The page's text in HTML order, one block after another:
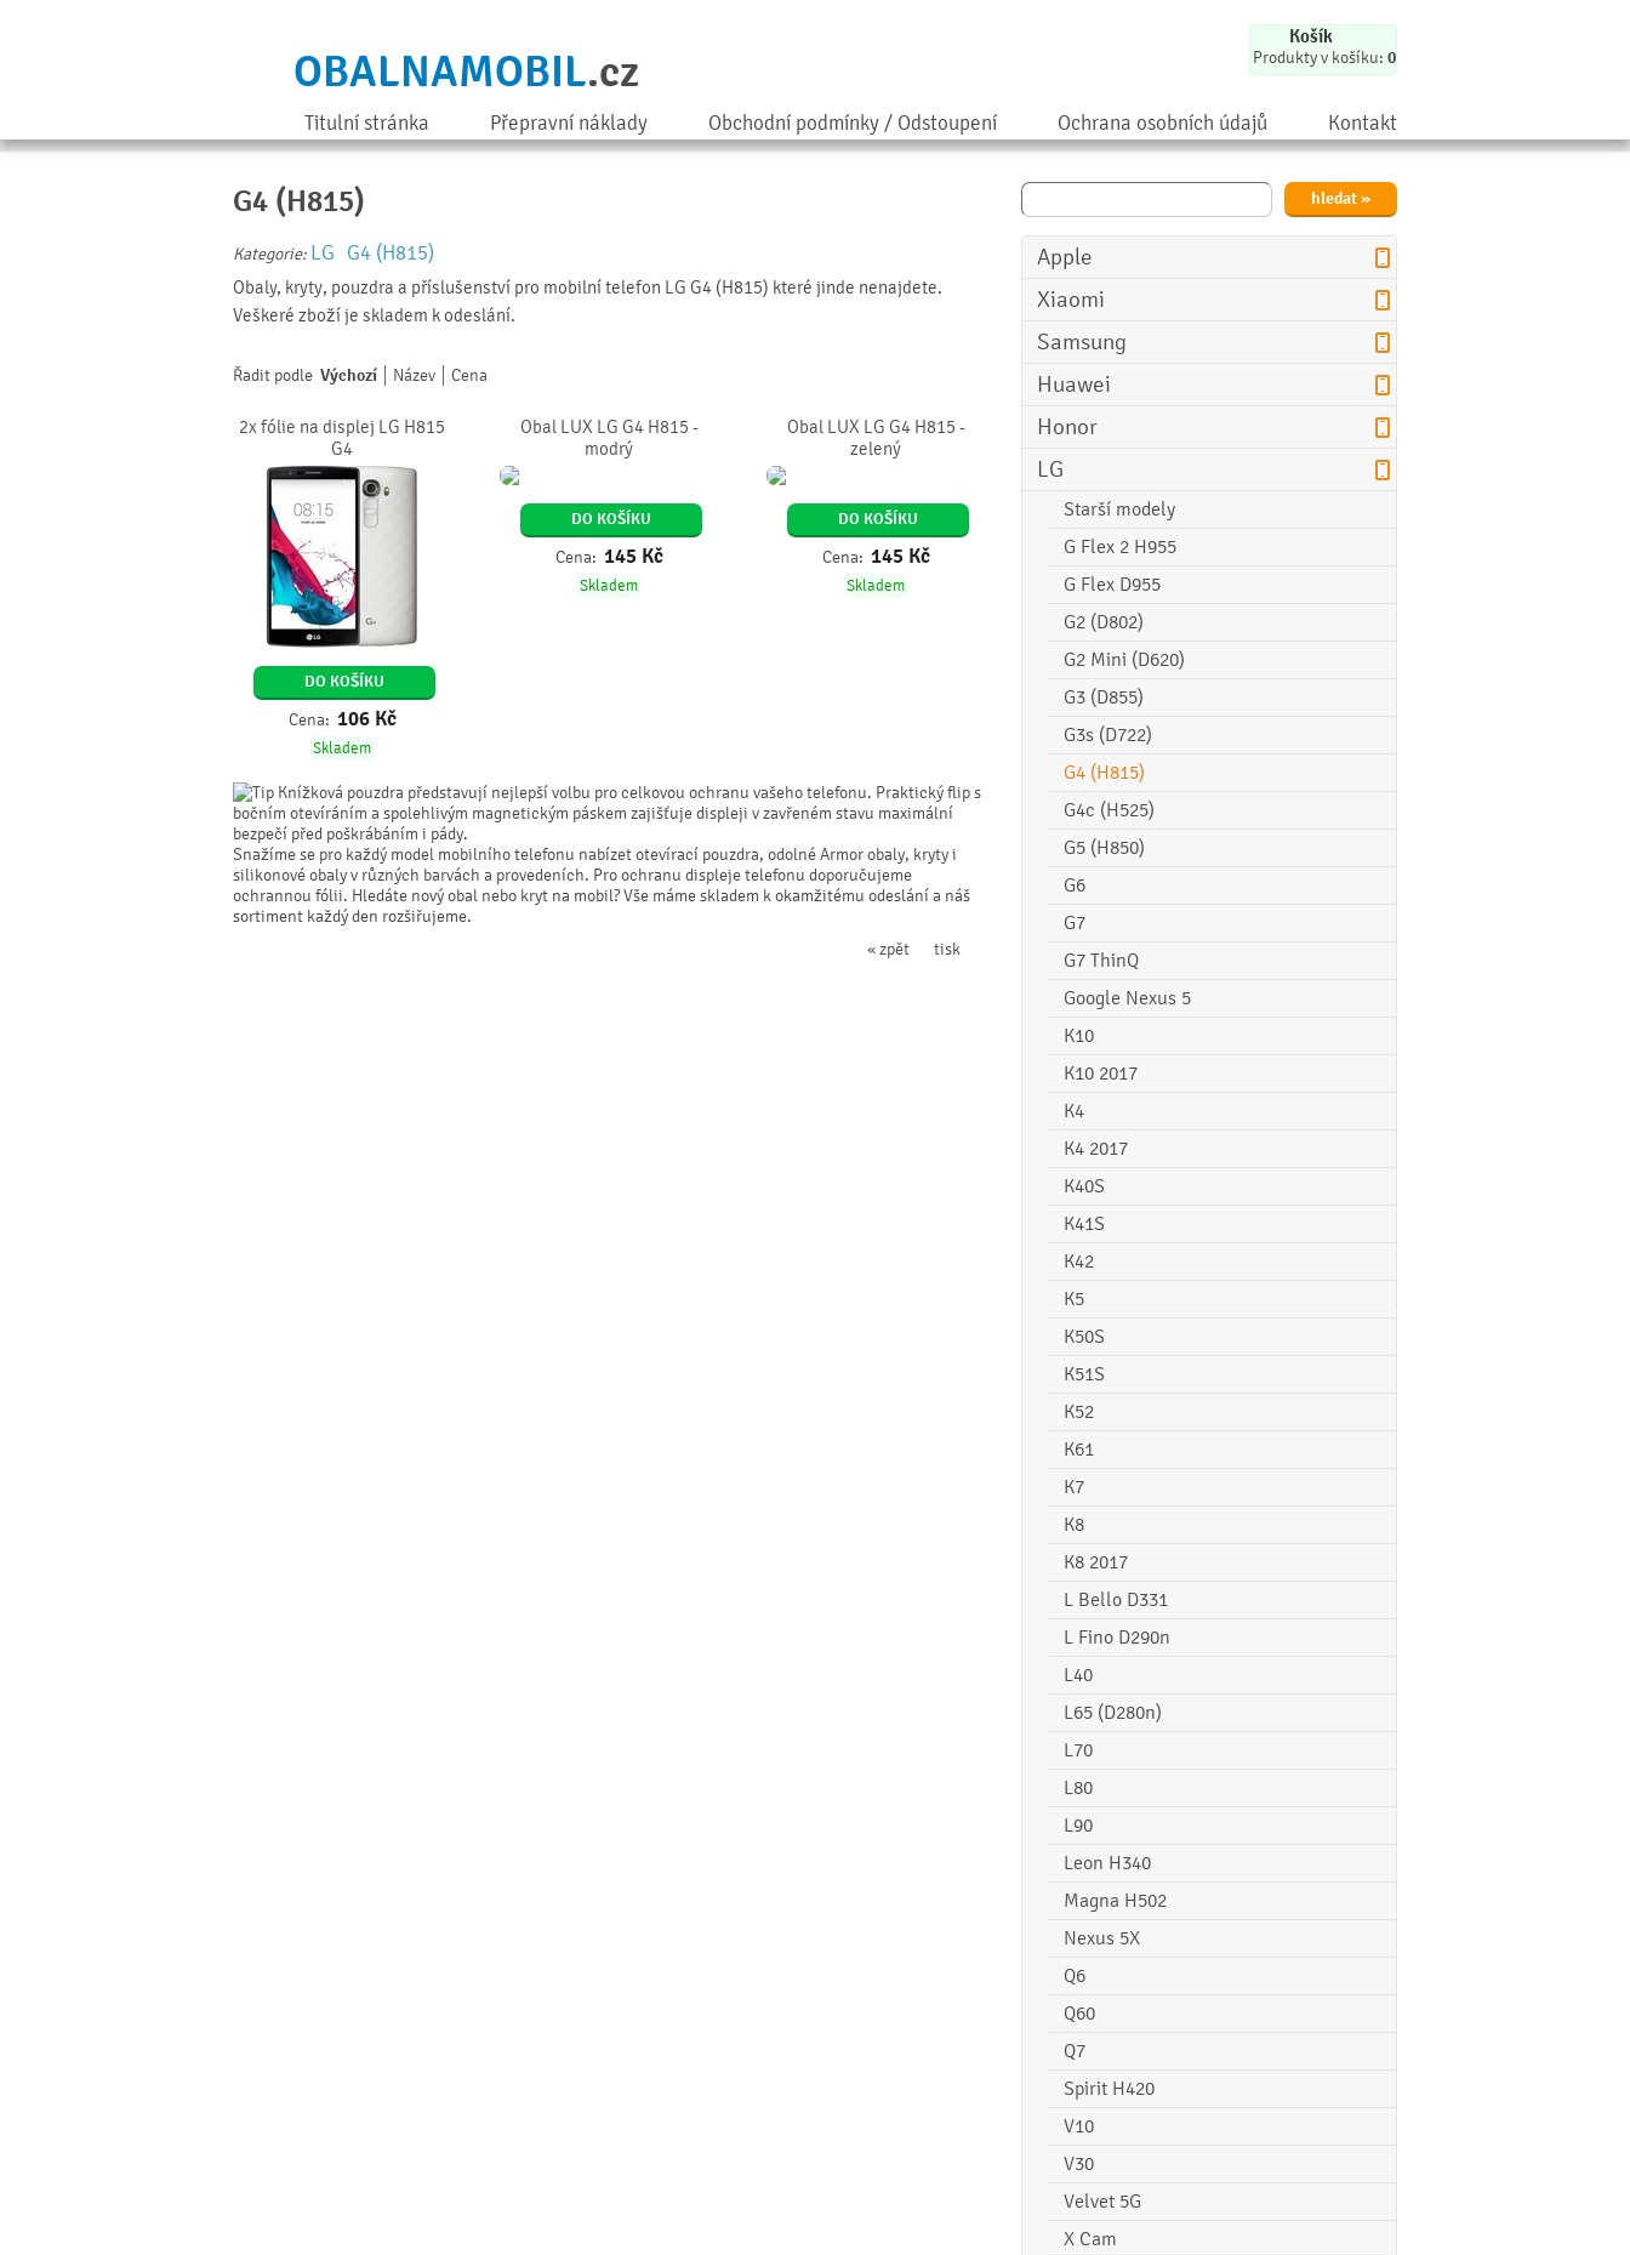
Košík
Produkty v košíku: 0
OBALNAMOBIL.cz
Titulní stránka Přepravní náklady Obchodní podmínky / Odstoupení Ochrana osobních údajů Kontakt
Apple
Xiaomi
Samsung
Huawei
Honor
LG
Starší modely
G Flex 2 H955
G Flex D955
G2 (D802)
G2 Mini (D620)
G3 (D855)
G3s (D722)
G4 (H815)
G4c (H525)
G5 (H850)
G6
G7
G7 ThinQ
Google Nexus 5
K10
K10 2017
K4
K4 2017
K40S
K41S
K42
K5
K50S
K51S
K52
K61
K7
K8
K8 2017
L Bello D331
L Fino D290n
L40
L65 (D280n)
L70
L80
L90
Leon H340
Magna H502
Nexus 5X
Q6
Q60
Q7
Spirit H420
V10
V30
Velvet 5G
X Cam
G4 (H815)
Kategorie: LG G4 (H815)
Obaly, kryty, pouzdra a příslušenství pro mobilní telefon LG G4 (H815) které jinde nenajdete.
Veškeré zboží je skladem k odeslání.
Řadit podle Výchozí Název Cena
2x fólie na displej LG H815
G4
DO KOŠÍKU
Cena: 106 Kč
Skladem
Obal LUX LG G4 H815 -
modrý
DO KOŠÍKU
Cena: 145 Kč
Skladem
Obal LUX LG G4 H815 -
zelený
DO KOŠÍKU
Cena: 145 Kč
Skladem
Knížková pouzdra představují nejlepší volbu pro celkovou ochranu vašeho telefonu. Praktický flip s
bočním otevíráním a spolehlivým magnetickým páskem zajišťuje displeji v zavřeném stavu maximální
bezpečí před poškrábáním i pády.
Snažíme se pro každý model mobilního telefonu nabízet otevírací pouzdra, odolné Armor obaly, kryty i
silikonové obaly v různých barvách a provedeních. Pro ochranu displeje telefonu doporučujeme
ochrannou fólii. Hledáte nový obal nebo kryt na mobil? Vše máme skladem k okamžitému odeslání a náš
sortiment každý den rozšiřujeme.
tisk
« zpět